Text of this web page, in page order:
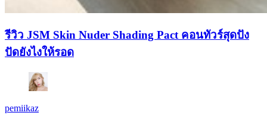
รีวิว JSM Skin Nuder Shading Pact คอนทัวร์สุดปัง
ปัดยังไงให้รอด
pemiikaz